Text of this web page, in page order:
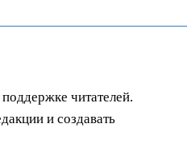
читателей.
и создавать